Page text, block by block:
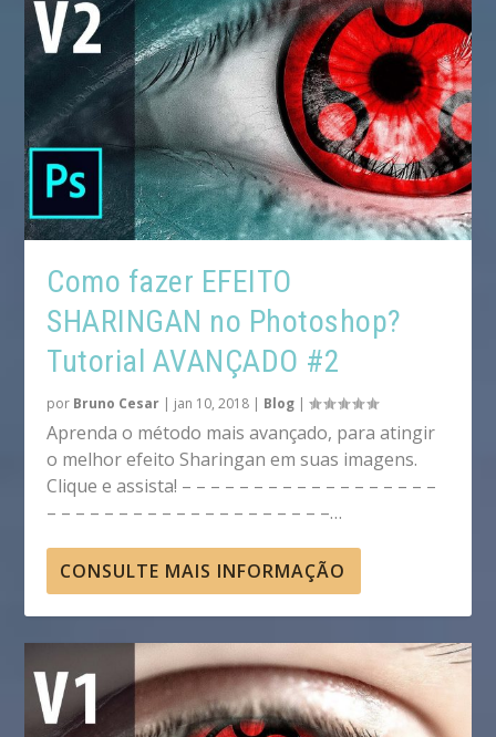
Como fazer EFEITO
SHARINGAN no Photoshop?
Tutorial AVANÇADO #2
por Bruno Cesar | jan 10, 2018 | Blog |
Aprenda o método mais avançado, para atingir
o melhor efeito Sharingan em suas imagens.
Clique e assista! – – – – – – – – – – – – – – – – – –
– – – – – – – – – – – – – – – – – – – –…
CONSULTE MAIS INFORMAÇÃO